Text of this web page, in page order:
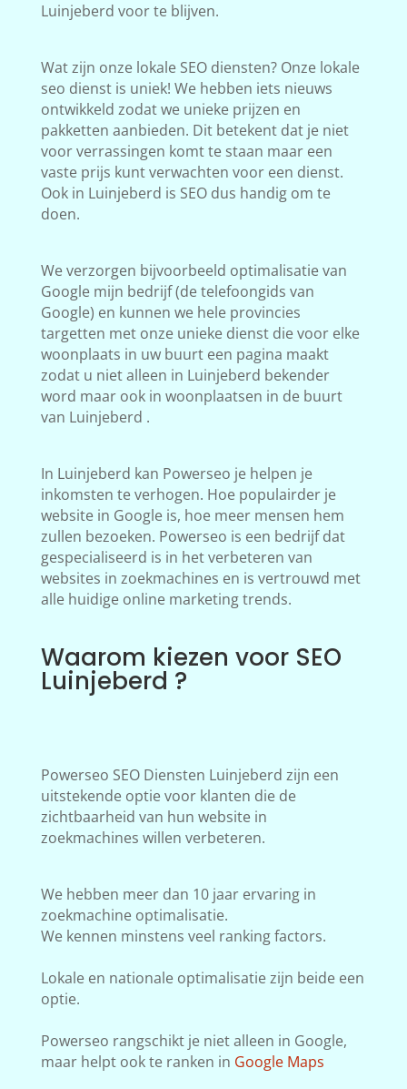
Luinjeberd voor te blijven.
Wat zijn onze lokale SEO diensten? Onze lokale
seo dienst is uniek! We hebben iets nieuws
ontwikkeld zodat we unieke prijzen en
pakketten aanbieden. Dit betekent dat je niet
voor verrassingen komt te staan maar een
vaste prijs kunt verwachten voor een dienst.
Ook in Luinjeberd is SEO dus handig om te
doen.
We verzorgen bijvoorbeeld optimalisatie van
Google mijn bedrijf (de telefoongids van
Google) en kunnen we hele provincies
targetten met onze unieke dienst die voor elke
woonplaats in uw buurt een pagina maakt
zodat u niet alleen in Luinjeberd bekender
word maar ook in woonplaatsen in de buurt
van Luinjeberd .
In Luinjeberd kan Powerseo je helpen je
inkomsten te verhogen. Hoe populairder je
website in Google is, hoe meer mensen hem
zullen bezoeken. Powerseo is een bedrijf dat
gespecialiseerd is in het verbeteren van
websites in zoekmachines en is vertrouwd met
alle huidige online marketing trends.
Waarom kiezen voor SEO
Luinjeberd ?
Powerseo SEO Diensten Luinjeberd zijn een
uitstekende optie voor klanten die de
zichtbaarheid van hun website in
zoekmachines willen verbeteren.
We hebben meer dan 10 jaar ervaring in
zoekmachine optimalisatie.
We kennen minstens veel ranking factors.
Lokale en nationale optimalisatie zijn beide een
optie.
Powerseo rangschikt je niet alleen in Google,
maar helpt ook te ranken in Google Maps